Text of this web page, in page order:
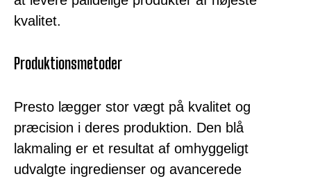
kvalitet.
Produktionsmetoder
Presto lægger stor vægt på kvalitet og
præcision i deres produktion. Den blå
lakmaling er et resultat af omhyggeligt
udvalgte ingredienser og avancerede